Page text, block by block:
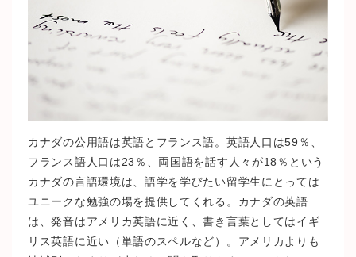
カナダの公用語は英語とフランス語。英語人口は59％、
フランス語人口は23％、両国語を話す人々が18％という
カナダの言語環境は、語学を学びたい留学生にとっては
ユニークな勉強の場を提供してくれる。カナダの英語
は、発音はアメリカ英語に近く、書き言葉としてはイギ
リス英語に近い（単語のスペルなど）。アメリカよりも